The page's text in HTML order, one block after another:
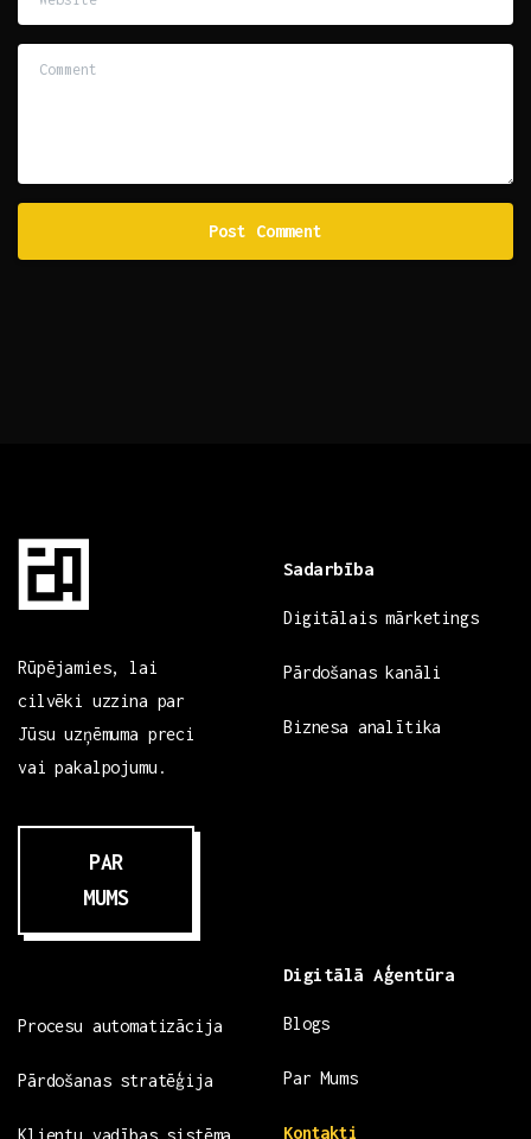
Rūpējamies, lai
cilvēki uzzina par
Jūsu uzņēmuma preci
vai pakalpojumu.
PAR
MUMS
Sadarbība
Digitālais mārketings
Pārdošanas kanāli
Biznesa analītika
Procesu automatizācija
Pārdošanas stratēģija
Klientu vadības sistēma
Digitālā Aģentūra
Blogs
Par Mums
Kontakti